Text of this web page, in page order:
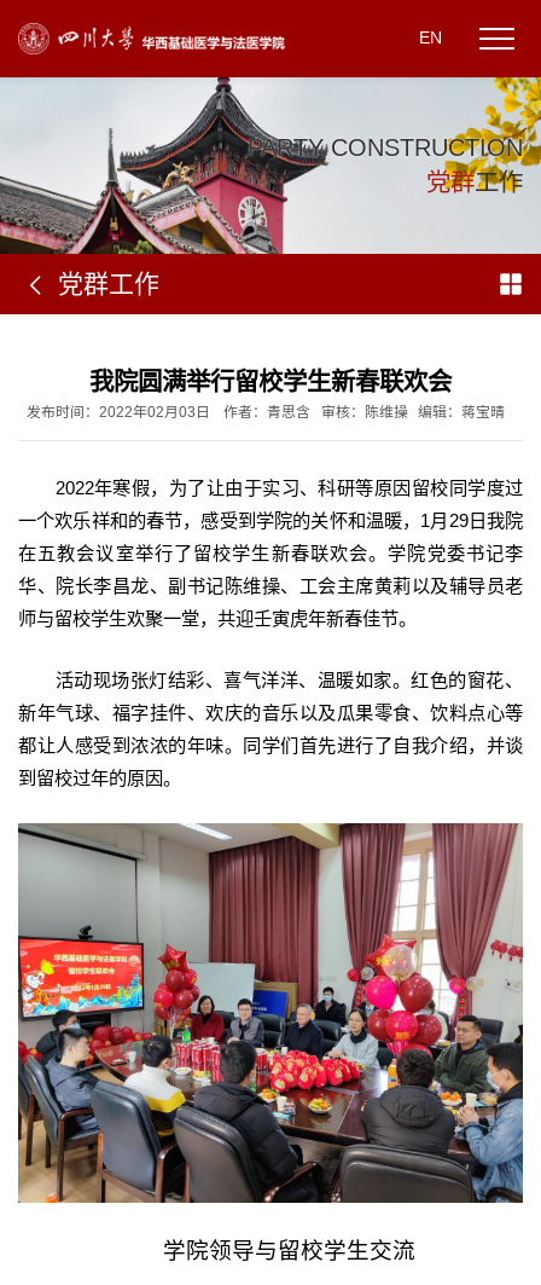
EN
PARTY CONSTRUCTION
党群工作
党群工作
我院圆满举行留校学生新春联欢会
发布时间：2022年02月03日 作者：青思含 审核：陈维操 编辑：蒋宝晴
2022年寒假，为了让由于实习、科研等原因留校同学度过
一个欢乐祥和的春节，感受到学院的关怀和温暖，1月29日我院
在五教会议室举行了留校学生新春联欢会。学院党委书记李
华、院长李昌龙、副书记陈维操、工会主席黄莉以及辅导员老
师与留校学生欢聚一堂，共迎壬寅虎年新春佳节。
活动现场张灯结彩、喜气洋洋、温暖如家。红色的窗花、
新年气球、福字挂件、欢庆的音乐以及瓜果零食、饮料点心等
都让人感受到浓浓的年味。同学们首先进行了自我介绍，并谈
到留校过年的原因。
学院领导与留校学生交流